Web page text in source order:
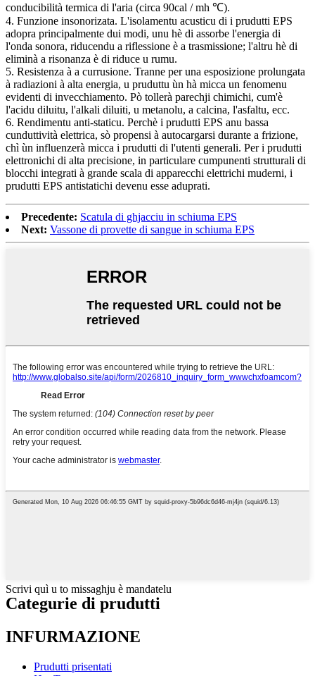
conducibilità termica di l'aria (circa 90cal / mh ℃).
4. Funzione insonorizata. L'isolamentu acusticu di i prudutti EPS
adopra principalmente dui modi, unu hè di assorbe l'energia di
l'onda sonora, riducendu a riflessione è a trasmissione; l'altru hè di
eliminà a risonanza è di riduce u rumu.
5. Resistenza à a currusione. Tranne per una esposizione prolungata
à radiazioni à alta energia, u pruduttu ùn hà micca un fenomenu
evidenti di invecchiamento. Pò tollerà parechji chimichi, cum'è
l'acidu diluitu, l'alkali diluiti, u metanolu, a calcina, l'asfaltu, ecc.
6. Rendimentu anti-staticu. Perchè i prudutti EPS anu bassa
cunduttività elettrica, sò propensi à autocargarsi durante a frizione,
chì ùn influenzerà micca i prudutti di l'utenti generali. Per i prudutti
elettronichi di alta precisione, in particulare cumpunenti strutturali di
blocchi integrati à grande scala di apparecchi elettrichi muderni, i
prudutti EPS antistatichi devenu esse aduprati.
Precedente: Scatula di ghjacciu in schiuma EPS
Next: Vassone di provette di sangue in schiuma EPS
Scrivi quì u to missaghju è mandatelu
Categurie di prudutti
INFURMAZIONE
Prudutti prisentati